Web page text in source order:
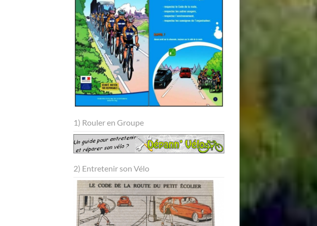
1) Rouler en Groupe
2) Entretenir son Vélo